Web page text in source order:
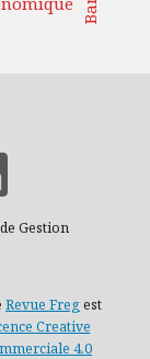
Gestion
Revue Fregest
Creative
4.0